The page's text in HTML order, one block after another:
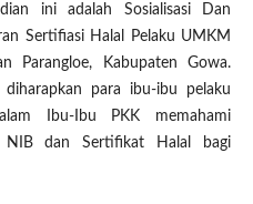
ini adalah Sosialisasi Dan
Sertifiasi Halal Pelaku UMKM
Parangloe, Kabupaten Gowa.
para ibu-ibu pelaku
Ibu-Ibu PKK memahami
NIB dan Sertifikat Halal bagi